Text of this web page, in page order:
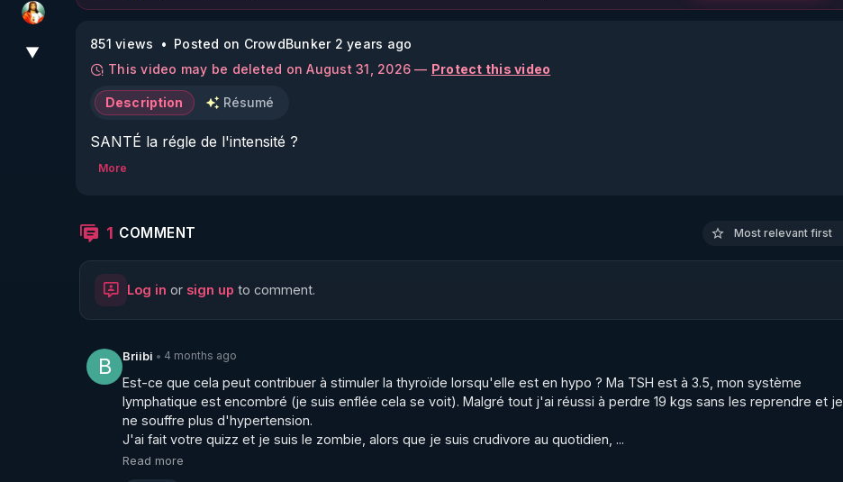
L'autre son de cloche
▼ 851 views
Posted on CrowdBunker 2 years ago
This video may be deleted on August 31, 2026 — Protect this video
Description Résumé
SANTÉ la régle de l'intensité ?
More
1 COMMENT Most relevant first
Log in or sign up to comment.
B Briibi • 4 months ago
Est-ce que cela peut contribuer à stimuler la thyroïde lorsqu'elle est en hypo ? Ma TSH est à 3.5, mon système
lymphatique est encombré (je suis enflée cela se voit). Malgré tout j'ai réussi à perdre 19 kgs sans les reprendre et je
ne souffre plus d'hypertension.
J'ai fait votre quizz et je suis le zombie, alors que je suis crudivore au quotidien, ...
Read more